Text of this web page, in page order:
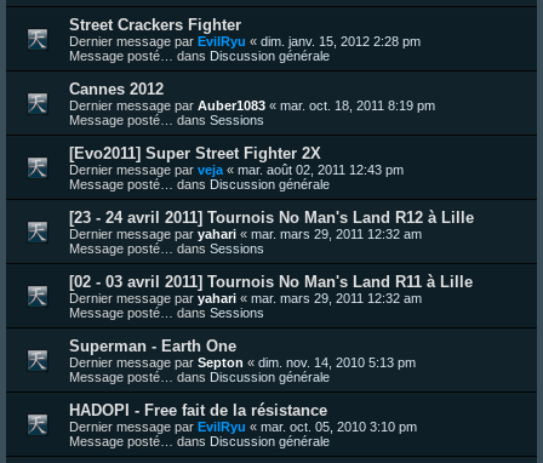
Street Crackers Fighter
Dernier message par EvilRyu « dim. janv. 15, 2012 2:28 pm
Message posté… dans Discussion générale
Cannes 2012
Dernier message par Auber1083 « mar. oct. 18, 2011 8:19 pm
Message posté… dans Sessions
[Evo2011] Super Street Fighter 2X
Dernier message par veja « mar. août 02, 2011 12:43 pm
Message posté… dans Discussion générale
[23 - 24 avril 2011] Tournois No Man's Land R12 à Lille
Dernier message par yahari « mar. mars 29, 2011 12:32 am
Message posté… dans Sessions
[02 - 03 avril 2011] Tournois No Man's Land R11 à Lille
Dernier message par yahari « mar. mars 29, 2011 12:32 am
Message posté… dans Sessions
Superman - Earth One
Dernier message par Septon « dim. nov. 14, 2010 5:13 pm
Message posté… dans Discussion générale
HADOPI - Free fait de la résistance
Dernier message par EvilRyu « mar. oct. 05, 2010 3:10 pm
Message posté… dans Discussion générale